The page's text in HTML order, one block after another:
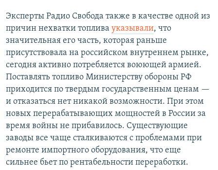
Эксперты Радио Свобода также в качестве одной из
причин нехватки топлива указывали, что
значительная его часть, которая раньше
присутствовала на российском внутреннем рынке,
сегодня активно потребляется воюющей армией.
Поставлять топливо Министерству обороны РФ
приходится по твердым государственным ценам —
и отказаться нет никакой возможности. При этом
новых перерабатывающих мощностей в России за
время войны не прибавилось. Существующие
заводы все чаще сталкиваются с проблемами при
ремонте импортного оборудования, что еще
сильнее бьет по рентабельности переработки.